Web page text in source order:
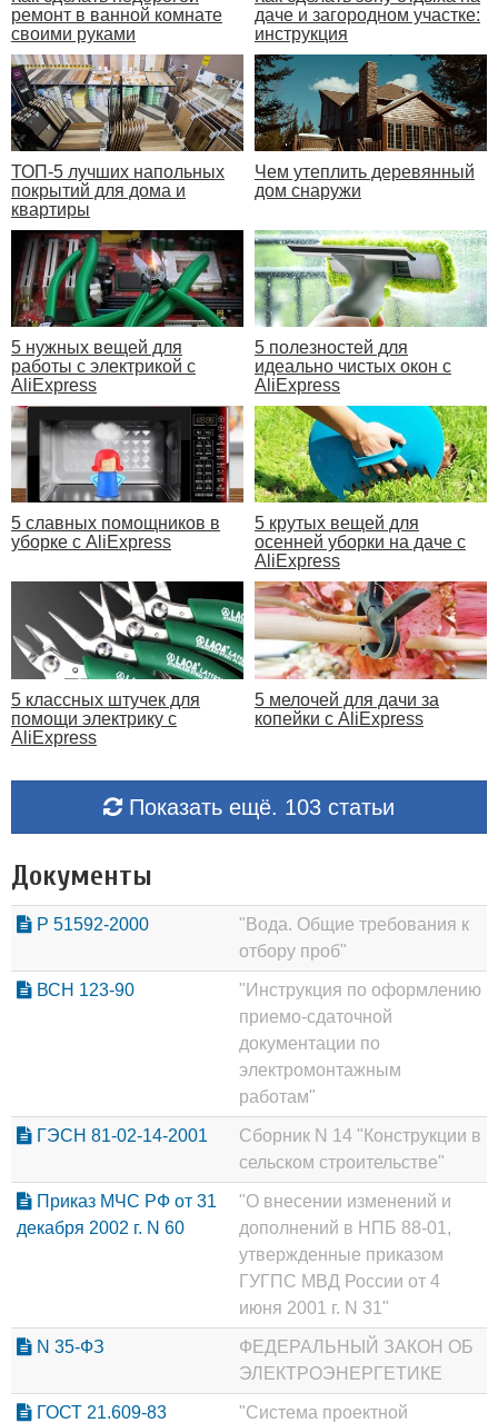
ремонт в ванной комнате
своими руками
даче и загородном участке:
инструкция
ТОП-5 лучших напольных
покрытий для дома и
квартиры
Чем утеплить деревянный
дом снаружи
5 нужных вещей для
работы с электрикой с
AliExpress
5 полезностей для
идеально чистых окон с
AliExpress
5 славных помощников в
уборке с AliExpress
5 крутых вещей для
осенней уборки на даче с
AliExpress
5 классных штучек для
помощи электрику с
AliExpress
5 мелочей для дачи за
копейки с AliExpress
Показать ещё. 103 статьи
Документы
Р 51592-2000
"Вода. Общие требования к
отбору проб"
ВСН 123-90
"Инструкция по оформлению
приемо-сдаточной
документации по
электромонтажным
работам"
ГЭСН 81-02-14-2001
Сборник N 14 "Конструкции в
сельском строительстве"
Приказ МЧС РФ от 31
декабря 2002 г. N 60
"О внесении изменений и
дополнений в НПБ 88-01,
утвержденные приказом
ГУГПС МВД России от 4
июня 2001 г. N 31"
N 35-ФЗ
ФЕДЕРАЛЬНЫЙ ЗАКОН ОБ
ЭЛЕКТРОЭНЕРГЕТИКЕ
ГОСТ 21.609-83
"Система проектной